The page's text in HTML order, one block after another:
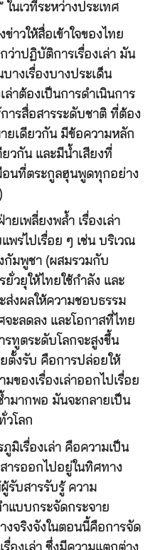
นเวทีระหว่างประเทศ
าวให้สื่อเข้าใจของไทย
ว่าปฏิบัติการเรื่องเล่า มัน
างเรื่องบางประเด็น
ล่าต้องเป็นการดำเนินการ
ารสื่อสารระดับชาติ ที่ต้อง
ยเดียวกัน มีข้อความหลัก
วกัน และมีน้ำเสียงที่
อนที่ตระกูลฮุนพูดทุกอย่าง
เพลี่ยงพล้ำ เรื่องเล่า
พร่ไปเรื่อย ๆ เช่น บริเวณ
กัมพูชา (ผสมรวมกับ
วยุให้ไทยใช้กำลัง และ
ส่งผลให้ความชอบธรรม
จะลดลง และโอกาสที่ไทย
รทูตระดับโลกจะสูงขึ้น
ตั้งรับ คือการปล่อยให้
ของเรื่องเล่าออกไปเรื่อย
ำมากพอ มันจะกลายเป็น
วโลก
มิเรื่องเล่า คือความเป็น
สารออกไปอยู่ในทิศทาง
รับสารรับรู้ ความ
แบบกระจัดกระจาย
จริงจังในตอนนี้คือการจัด